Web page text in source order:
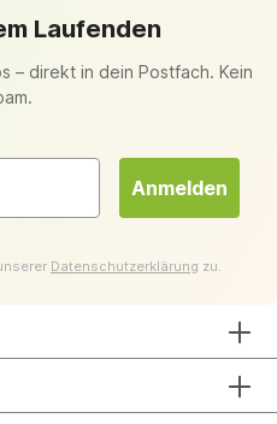
Laufenden
– direkt in dein Postfach. Kein
Anmelden
Datenschutzerklärung zu.